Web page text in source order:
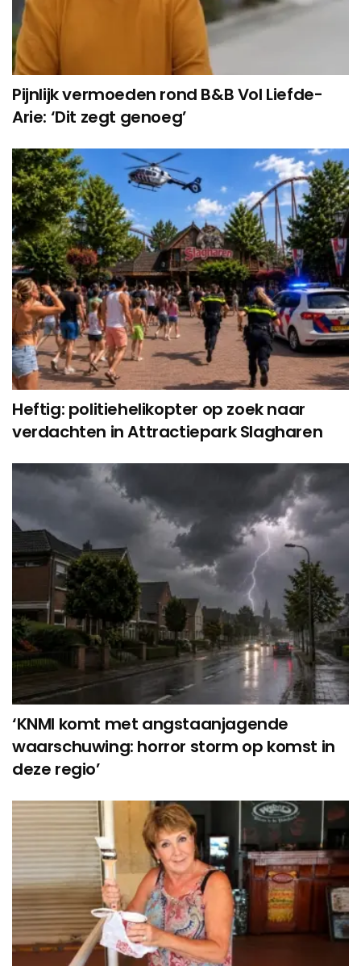
Pijnlijk vermoeden rond B&B Vol Liefde-
Arie: ‘Dit zegt genoeg’
Heftig: politiehelikopter op zoek naar
verdachten in Attractiepark Slagharen
‘KNMI komt met angstaanjagende
waarschuwing: horror storm op komst in
deze regio’